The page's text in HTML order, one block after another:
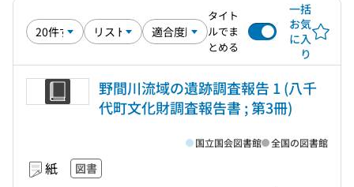
タイト
ルでま
とめる
一括
お気
に入
り
野間川流域の遺跡調査報告 1 (八千
代町文化財調査報告書 ; 第3冊)
紙 図書
国立国会図書館 全国の図書館